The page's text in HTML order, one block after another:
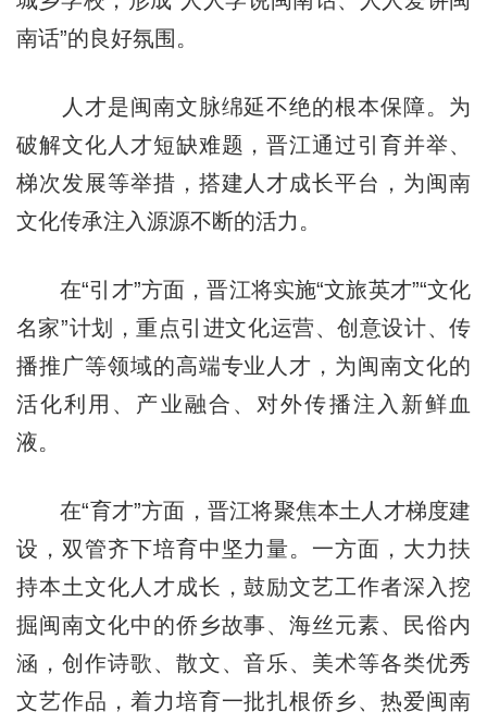
南话”的良好氛围。
人才是闽南文脉绵延不绝的根本保障。为
破解文化人才短缺难题，晋江通过引育并举、
梯次发展等举措，搭建人才成长平台，为闽南
文化传承注入源源不断的活力。
在“引才”方面，晋江将实施“文旅英才”“文化
名家”计划，重点引进文化运营、创意设计、传
播推广等领域的高端专业人才，为闽南文化的
活化利用、产业融合、对外传播注入新鲜血
液。
在“育才”方面，晋江将聚焦本土人才梯度建
设，双管齐下培育中坚力量。一方面，大力扶
持本土文化人才成长，鼓励文艺工作者深入挖
掘闽南文化中的侨乡故事、海丝元素、民俗内
涵，创作诗歌、散文、音乐、美术等各类优秀
文艺作品，着力培育一批扎根侨乡、热爱闽南